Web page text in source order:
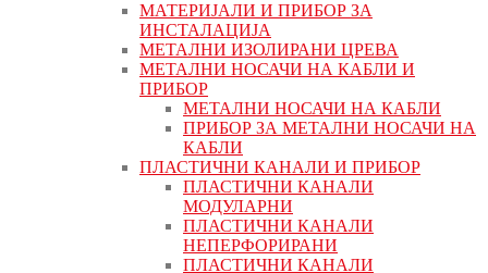
МАТЕРИЈАЛИ И ПРИБОР ЗА
ИНСТАЛАЦИЈА
МЕТАЛНИ ИЗОЛИРАНИ ЦРЕВА
МЕТАЛНИ НОСАЧИ НА КАБЛИ И
ПРИБОР
МЕТАЛНИ НОСАЧИ НА КАБЛИ
ПРИБОР ЗА МЕТАЛНИ НОСАЧИ НА
КАБЛИ
ПЛАСТИЧНИ КАНАЛИ И ПРИБОР
ПЛАСТИЧНИ КАНАЛИ
МОДУЛАРНИ
ПЛАСТИЧНИ КАНАЛИ
НЕПЕРФОРИРАНИ
ПЛАСТИЧНИ КАНАЛИ